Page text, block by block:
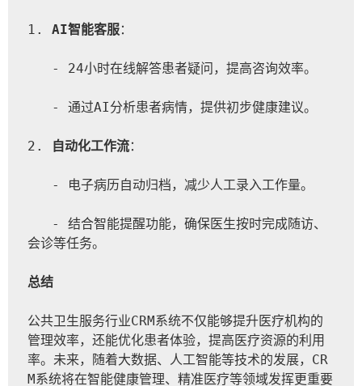
1. AI智能客服：
   - 24小时在线解答患者疑问，提高咨询效率。
   - 通过AI分析患者病情，提供初步健康建议。
2. 自动化工作流：
   - 电子病历自动归档，减少人工录入工作量。
会诊等任务。
总结
公共卫生服务行业CRM系统不仅能够提升医疗机构的
管理效率，还能优化患者体验，提高医疗资源的利用
率。未来，随着大数据、人工智能等技术的发展，CR
M系统将在智能健康管理、精准医疗等领域发挥更重要